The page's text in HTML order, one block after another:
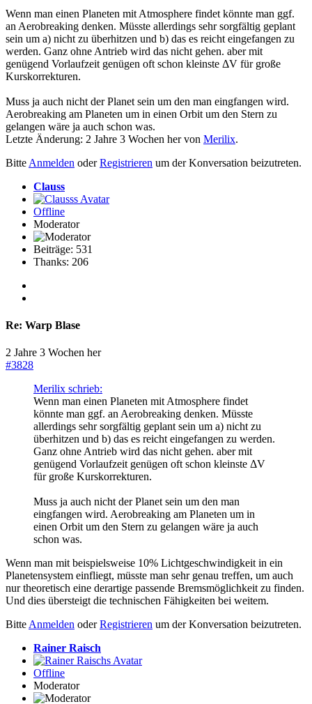
Wenn man einen Planeten mit Atmosphere findet könnte man ggf.
an Aerobreaking denken. Müsste allerdings sehr sorgfältig geplant
sein um a) nicht zu überhitzen und b) das es reicht eingefangen zu
werden. Ganz ohne Antrieb wird das nicht gehen. aber mit
genügend Vorlaufzeit genügen oft schon kleinste ΔV für große
Kurskorrekturen.
Muss ja auch nicht der Planet sein um den man eingfangen wird.
Aerobreaking am Planeten um in einen Orbit um den Stern zu
gelangen wäre ja auch schon was.
Letzte Änderung: 2 Jahre 3 Wochen her von Merilix.
Bitte Anmelden oderRegistrieren um der Konversation beizutreten.
Clauss
Offline
Moderator
Beiträge: 531
Thanks: 206
Re: Warp Blase
2 Jahre 3 Wochen her
#3828
Merilix schrieb:
Wenn man einen Planeten mit Atmosphere findet
könnte man ggf. an Aerobreaking denken. Müsste
allerdings sehr sorgfältig geplant sein um a) nicht zu
überhitzen und b) das es reicht eingefangen zu werden.
Ganz ohne Antrieb wird das nicht gehen. aber mit
genügend Vorlaufzeit genügen oft schon kleinste ΔV
für große Kurskorrekturen.
Muss ja auch nicht der Planet sein um den man
eingfangen wird. Aerobreaking am Planeten um in
einen Orbit um den Stern zu gelangen wäre ja auch
schon was.
Wenn man mit beispielsweise 10% Lichtgeschwindigkeit in ein
Planetensystem einfliegt, müsste man sehr genau treffen, um auch
nur theoretisch eine derartige passende Bremsmöglichkeit zu finden.
Und dies übersteigt die technischen Fähigkeiten bei weitem.
Bitte Anmelden oderRegistrieren um der Konversation beizutreten.
Rainer Raisch
Offline
Moderator